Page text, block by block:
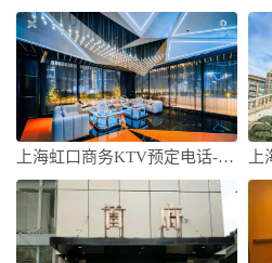
上海虹口商务KTV预定电话-上海虹口高端